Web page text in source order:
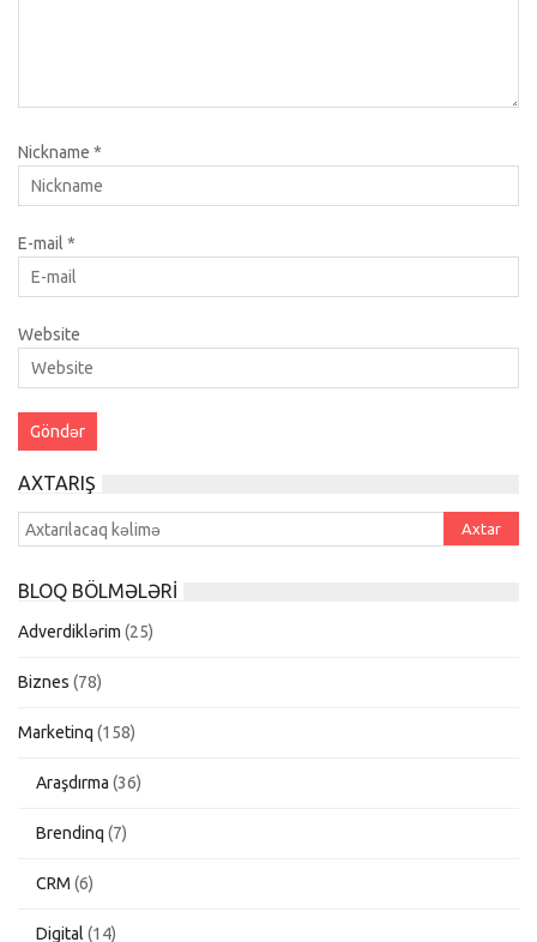
Nickname *
E-mail *
Website
AXTARIŞ
BLOQ BÖLMƏLƏRI
Adverdiklərim (25)
Biznes (78)
Marketinq (158)
Araşdırma (36)
Brendinq (7)
CRM (6)
Digital (14)